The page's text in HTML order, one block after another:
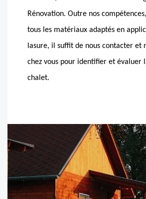
Rénovation. Outre nos
tous les matériaux adaptés en
lasure, il suffit de nous contacter et
chez vous pour identifier et évaluer
chalet.